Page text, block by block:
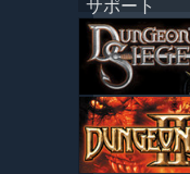
サポート